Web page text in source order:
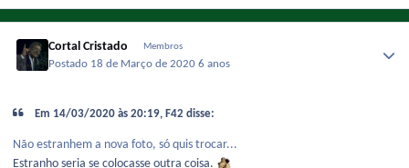
Cortal Cristado Membros
Postado 18 de Março de 20206 anos
Em 14/03/2020 às 20:19, F42 disse:
Não estranhem a nova foto, só quis trocar...
Estranho seria se colocasse outra coisa.